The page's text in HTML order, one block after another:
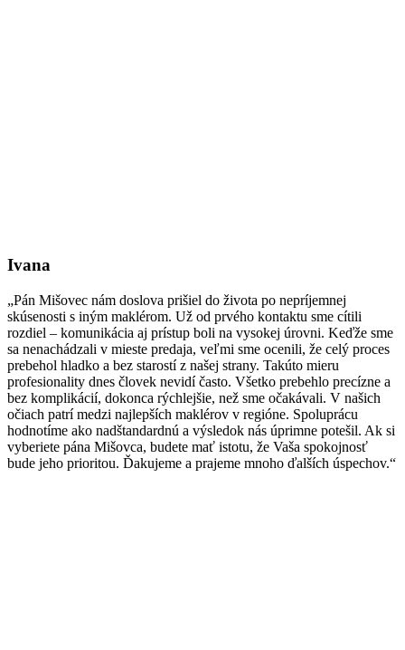
Ivana
„Pán Mišovec nám doslova prišiel do života po nepríjemnej
skúsenosti s iným maklérom. Už od prvého kontaktu sme cítili
rozdiel – komunikácia aj prístup boli na vysokej úrovni. Keďže sme
sa nenachádzali v mieste predaja, veľmi sme ocenili, že celý proces
prebehol hladko a bez starostí z našej strany. Takúto mieru
profesionality dnes človek nevidí často. Všetko prebehlo precízne a
bez komplikácií, dokonca rýchlejšie, než sme očakávali. V našich
očiach patrí medzi najlepších maklérov v regióne. Spoluprácu
hodnotíme ako nadštandardnú a výsledok nás úprimne potešil. Ak si
vyberiete pána Mišovca, budete mať istotu, že Vaša spokojnosť
bude jeho prioritou. Ďakujeme a prajeme mnoho ďalších úspechov.“